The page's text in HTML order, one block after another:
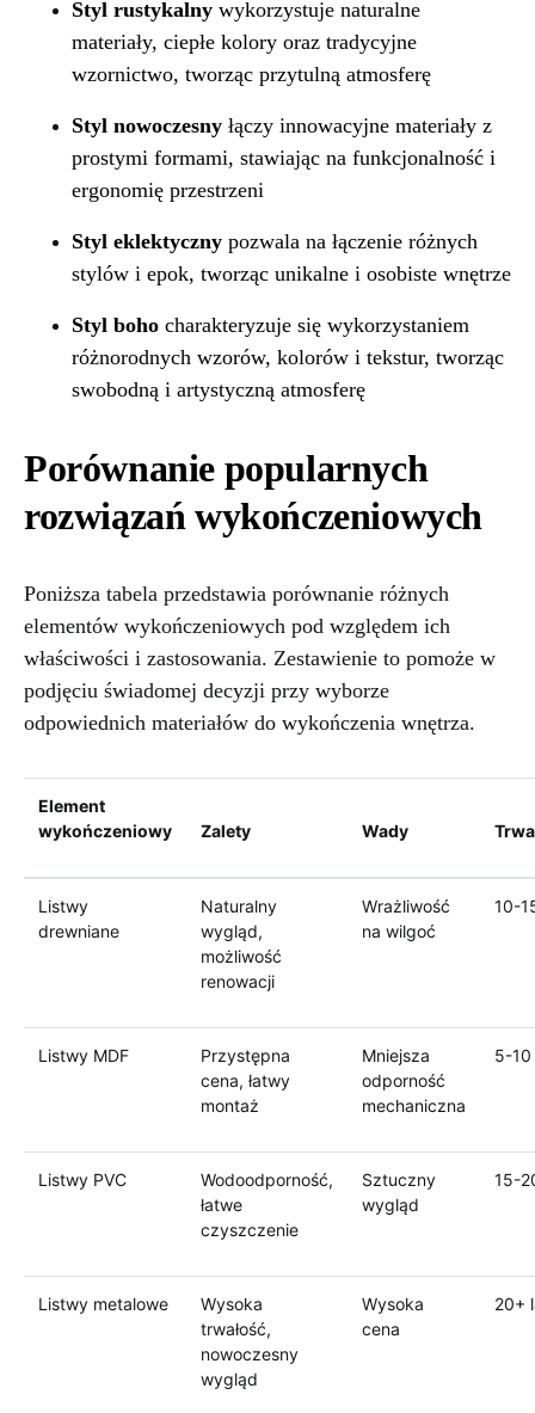
Styl rustykalny wykorzystuje naturalne
materiały, ciepłe kolory oraz tradycyjne
wzornictwo, tworząc przytulną atmosferę
Styl nowoczesny łączy innowacyjne materiały z
prostymi formami, stawiając na funkcjonalność i
ergonomię przestrzeni
Styl eklektyczny pozwala na łączenie różnych
stylów i epok, tworząc unikalne i osobiste wnętrze
Styl boho charakteryzuje się wykorzystaniem
różnorodnych wzorów, kolorów i tekstur, tworząc
swobodną i artystyczną atmosferę
Porównanie popularnych
rozwiązań wykończeniowych
Poniższa tabela przedstawia porównanie różnych
elementów wykończeniowych pod względem ich
właściwości i zastosowania. Zestawienie to pomoże w
podjęciu świadomej decyzji przy wyborze
odpowiednich materiałów do wykończenia wnętrza.
Element
wykończeniowy
Zalety Wady
Listwy
drewniane
Naturalny
wygląd,
możliwość
renowacji
Wrażliwość
na wilgoć
10-
Listwy MDF
Przystępna
cena, łatwy
montaż
Mniejsza
odporność
mechaniczna
5-10
Listwy PVC
Wodoodporność,
łatwe
czyszczenie
Sztuczny
wygląd
15-
Listwy metalowe
Wysoka
trwałość,
nowoczesny
wygląd
Wysoka
cena
20+